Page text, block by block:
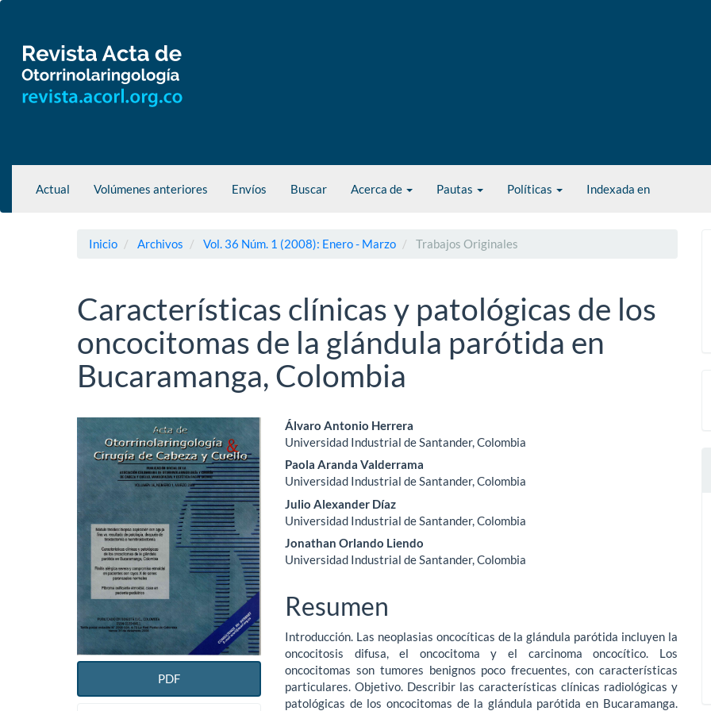
principal
Barra
lateral
Actual Volúmenes anteriores Envíos Buscar Acerca de Pautas Políticas Indexada en
Inicio Archivos Vol. 36 Núm. 1 (2008): Enero - Marzo Trabajos Originales
Características clínicas y patológicas de los
oncocitomas de la glándula parótida en
Bucaramanga, Colombia
Barra
lateral
del
artículo
PDF
Contenido
principal
del
artículo
Álvaro Antonio Herrera
Universidad Industrial de Santander, Colombia
Paola Aranda Valderrama
Universidad Industrial de Santander, Colombia
Julio Alexander Díaz
Universidad Industrial de Santander, Colombia
Jonathan Orlando Liendo
Universidad Industrial de Santander, Colombia
Resumen
Introducción. Las neoplasias oncocíticas de la glándula parótida incluyen la
oncocitosis difusa, el oncocitoma y el carcinoma oncocítico. Los
oncocitomas son tumores benignos poco frecuentes, con características
particulares. Objetivo. Describir las características clínicas radiológicas y
patológicas de los oncocitomas de la glándula parótida en Bucaramanga.